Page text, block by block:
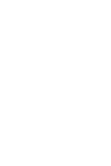
etter en engasjert
Care skal levere